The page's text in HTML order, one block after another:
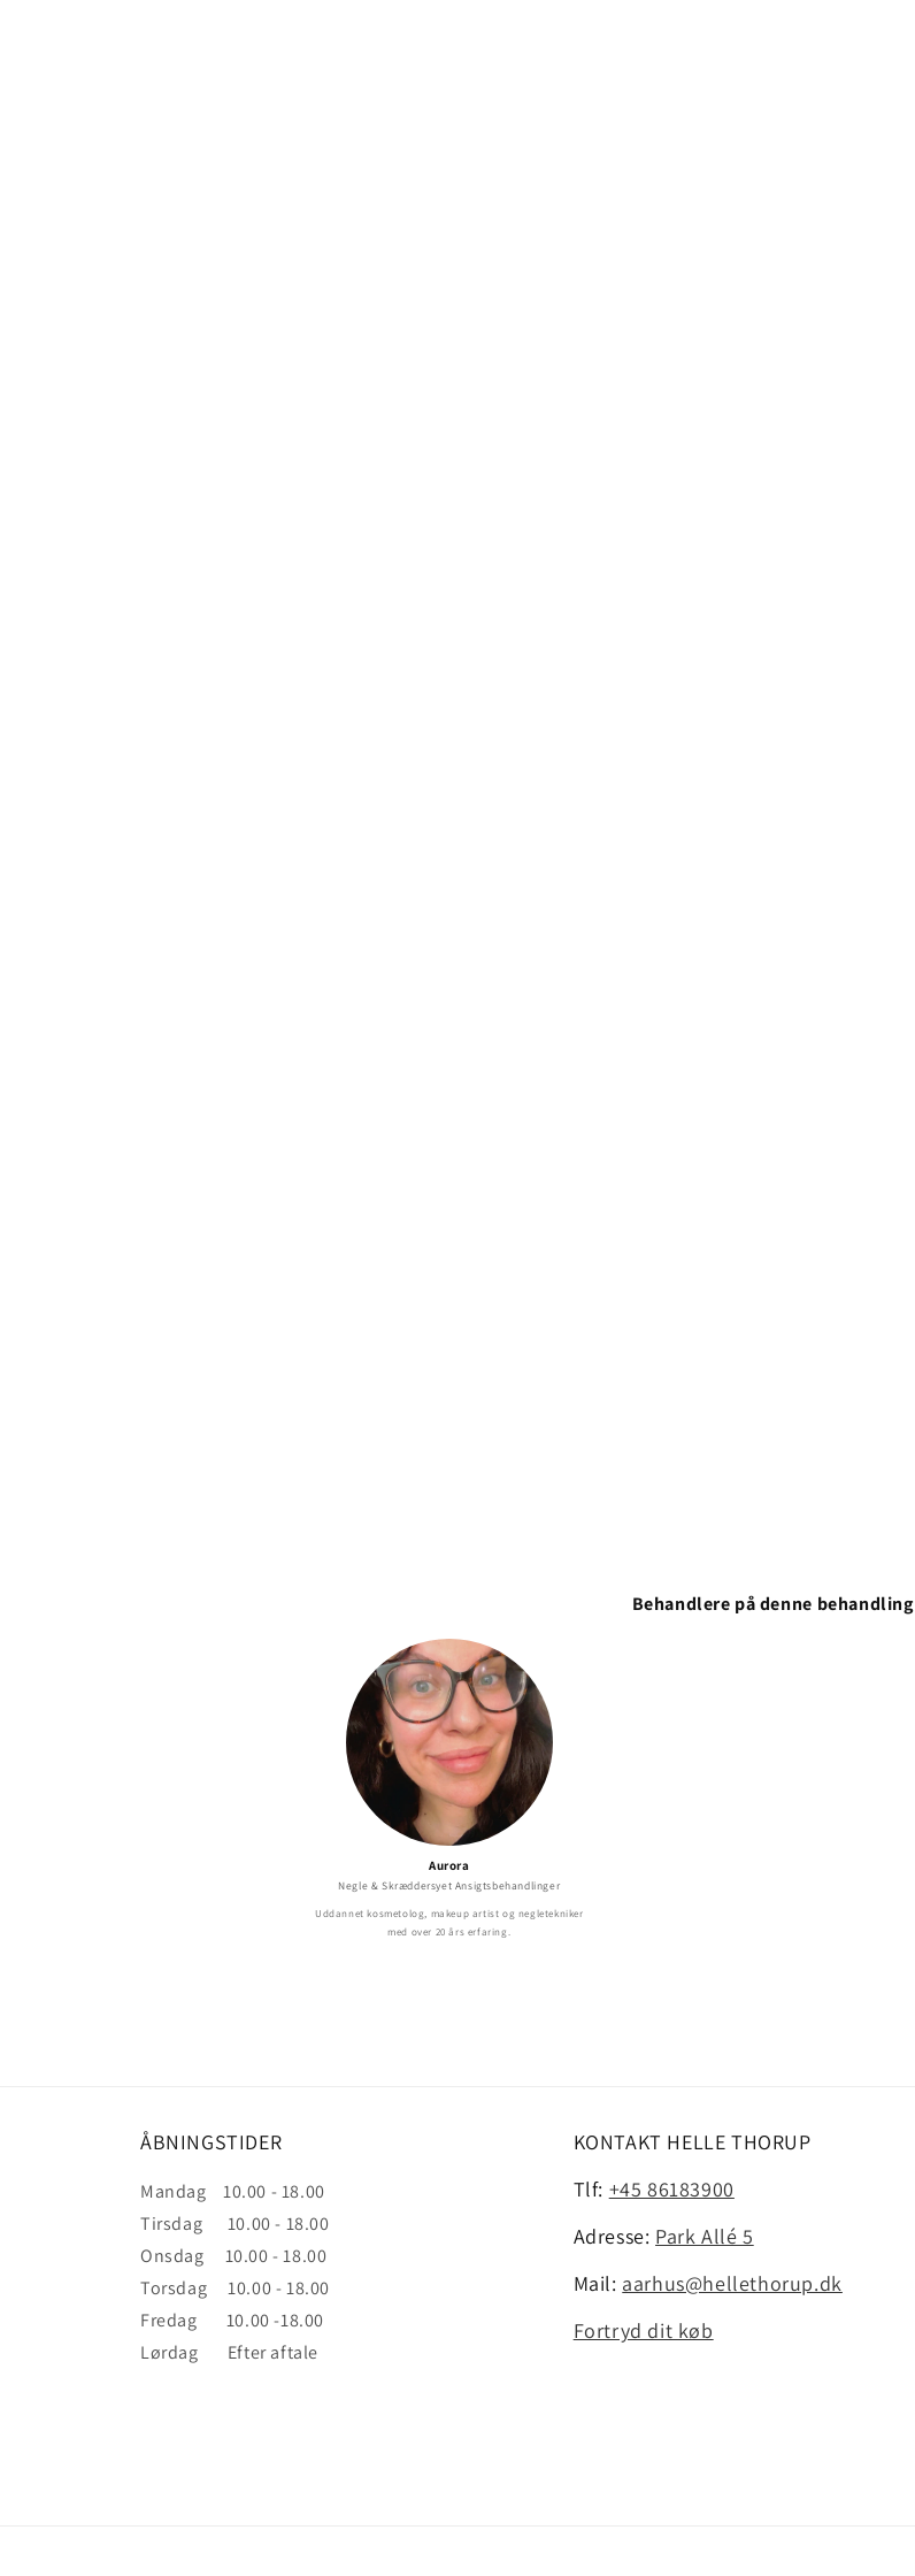
Behandlere på denne behandling
Aurora
Negle & Skræddersyet Ansigtsbehandlinger
Uddannet kosmetolog, makeup artist og negletekniker
med over 20 års erfaring.
ÅBNINGSTIDER
Mandag 10.00 - 18.00
Tirsdag 10.00 - 18.00
Onsdag 10.00 - 18.00
Torsdag 10.00 - 18.00
Fredag 10.00 -18.00
Lørdag Efter aftale
KONTAKT HELLE THORUP
Tlf: +45 86183900
Adresse: Park Allé 5
Mail: aarhus@hellethorup.dk
Fortryd dit køb